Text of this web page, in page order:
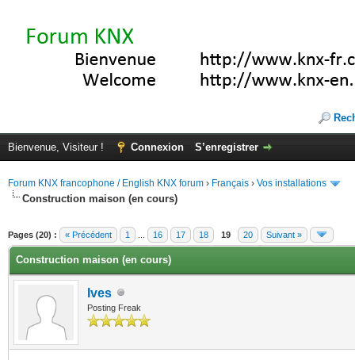
Bienvenue, Visiteur ! Connexion S’enregistrer
Forum KNX francophone / English KNX forum › Français › Vos installations
Construction maison (en cours)
Pages (20) : « Précédent 1 16 17 18 19 20 Suivant »
Construction maison (en cours)
Ives
Posting Freak